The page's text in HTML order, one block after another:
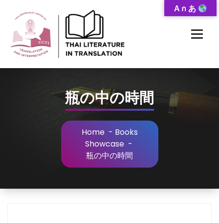
Content
瓶の中の時間
Home- Books
Showcase-
瓶の中の時間
A ก あ